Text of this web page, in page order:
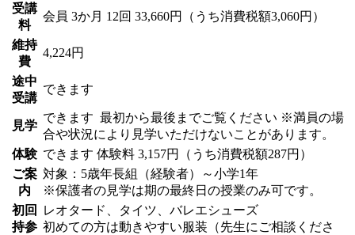
受講
料
会員 3か月 12回 33,660円（うち消費税額3,060円）
維持
費
4,224円
途中
受講
できます
見学
できます 最初から最後までご覧ください ※満員の場
合や状況により見学いただけないことがあります。
体験 できます 体験料 3,157円（うち消費税額287円）
ご案
内
対象：5歳年長組（経験者）～小学1年
※保護者の見学は期の最終日の授業のみ可です。
初回
持参
レオタード、タイツ、バレエシューズ
初めての方は動きやすい服装（先生にご相談くださ